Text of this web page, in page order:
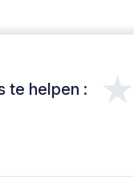
te helpen :